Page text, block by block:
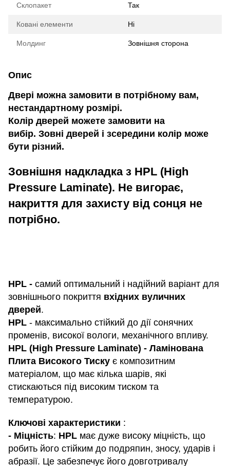
Склопакет Так
Ковані елементи Ні
Молдинг Зовнішня сторона
Опис
Двері можна замовити в потрібному вам,
нестандартному розмірі.
Колір дверей можете замовити на
вибір. Зовні дверей і зсередини колір може
бути різний.
Зовнішня надкладка з HPL (High
Pressure Laminate). Не вигорає,
накриття для захисту від сонця не
потрібно.
HPL - самий оптимальний і надійний варіант для
зовнішнього покриття вхідних вуличних
дверей.
HPL - максимально стійкий до дії сонячних
променів, високої вологи, механічного впливу.
HPL (High Pressure Laminate) - Ламінована
Плита Високого Тиску є композитним
матеріалом, що має кілька шарів, які
стискаються під високим тиском та
температурою.
Ключові характеристики :
- Міцність: HPL має дуже високу міцність, що
робить його стійким до подряпин, зносу, ударів і
абразії. Це забезпечує його довготривалу